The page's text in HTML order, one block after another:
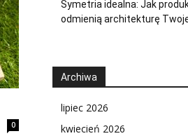
0
Symetria idealna: Jak
odmienią architekturę
Archiwa
lipiec 2026
kwiecień 2026